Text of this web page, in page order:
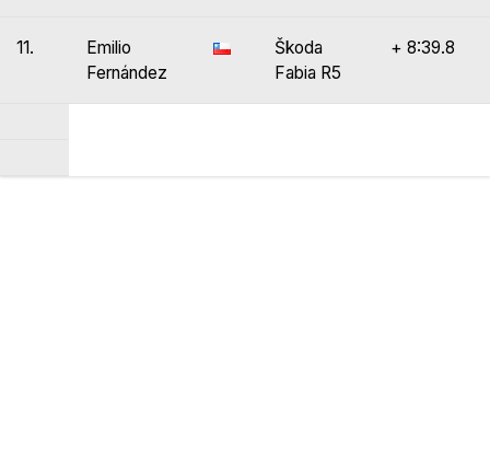
11.
Emilio
Fernández
Škoda
Fabia R5
+ 8:39.8